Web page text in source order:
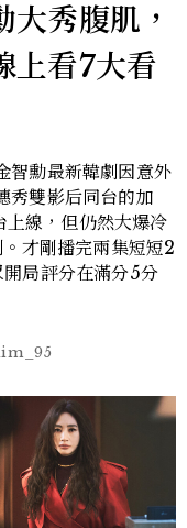
秀腹肌，
上看7大看
智勳最新韓劇因意外
秀雙影后同台的加
線，但仍然大爆冷
才剛播完兩集短短2
局評分在滿分5分